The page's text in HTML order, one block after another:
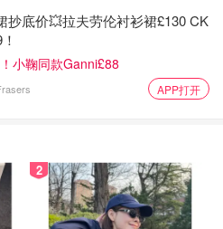
SSD 存储，提供充足的内存
性能需求，如图形设计、3D
抄底价💥拉夫劳伦衬衫裙£130 CK
小鞠同款Ganni£88
APP打开
2